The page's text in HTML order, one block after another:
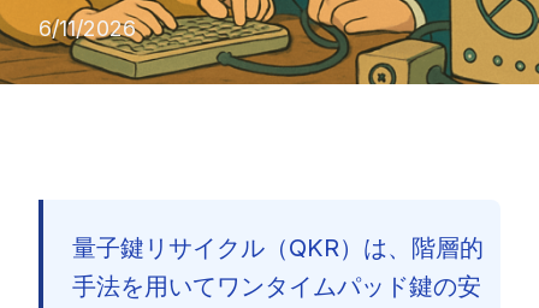
6/11/2026
量子鍵リサイクル（QKR）は、階層的
手法を用いてワンタイムパッド鍵の安